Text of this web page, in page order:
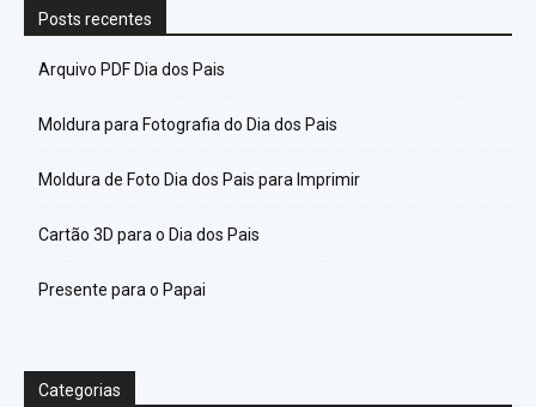
Posts recentes
Arquivo PDF Dia dos Pais
Moldura para Fotografia do Dia dos Pais
Moldura de Foto Dia dos Pais para Imprimir
Cartão 3D para o Dia dos Pais
Presente para o Papai
Categorias